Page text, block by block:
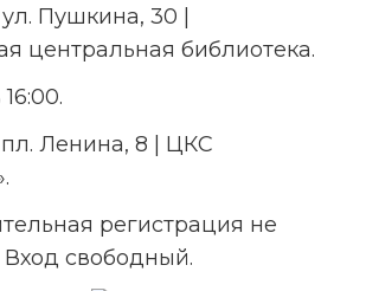
центральная библиотека.
Вход свободный.